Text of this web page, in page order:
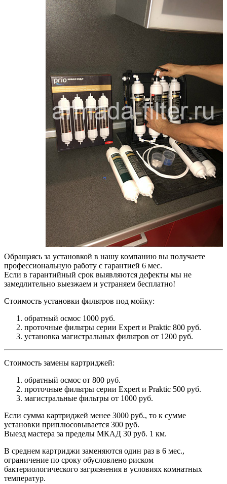
Обращаясь за установкой в нашу компанию вы получаете
профессиональную работу с гарантией 6 мес.
Если в гарантийный срок выявляются дефекты мы не
замедлительно выезжаем и устраняем бесплатно!
Стоимость установки фильтров под мойку:
обратный осмос 1000 руб.
проточные фильтры серии Expert и Praktic 800 руб.
установка магистральных фильтров от 1200 руб.
Стоимость замены картриджей:
обратный осмос от 800 руб.
проточные фильтры серии Expert и Praktic 500 руб.
магистральные фильтры от 1000 руб.
Если сумма картриджей менее 3000 руб., то к сумме
установки приплюсовывается 300 руб.
Выезд мастера за пределы МКАД 30 руб. 1 км.
В среднем картриджи заменяются один раз в 6 мес.,
ограничение по сроку обусловлено риском
бактериологического загрязнения в условиях комнатных
температур.